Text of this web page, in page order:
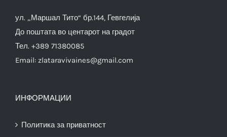
ул. „Маршал Тито“ бр.144, Гевгелија
До поштата во центарот на градот
Тел. +389 71380085
Email: zlataravivaines@gmail.com
ИНФОРМАЦИИ
Политика за приватност